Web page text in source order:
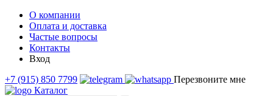
О компании
Оплата и доставка
Частые вопросы
Контакты
Вход
+7 (915) 850 7799
Перезвоните мне
Каталог